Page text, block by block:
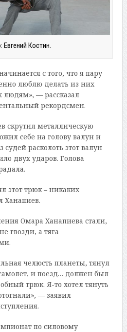
Евгений Костин.
с того, что я пару
люблю делать из них
людям», — рассказал
рекордсмен.
скрутил металлическую
себе на голову валун и
расколоть этот валун
двух ударов. Голова
этот трюк – никаких
Ханапиев.
Омара Ханапиева стали,
гвозди, а тяга
челюсть планеты, тянул
и поезд… должен был
трюк. Я-то хотел тянуть
— заявил
по силовому